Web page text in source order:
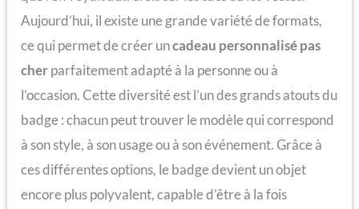
Aujourd’hui, il existe une grande variété de formats,
ce qui permet de créer uncadeau personnalisé pas
cherparfaitement adapté à la personne ou à
l’occasion. Cette diversité est l’un des grands atouts du
badge : chacun peut trouver le modèle qui correspond
à son style, à son usage ou à son événement. Grâce à
ces différentes options, le badge devient un objet
encore plus polyvalent, capable d’être à la fois